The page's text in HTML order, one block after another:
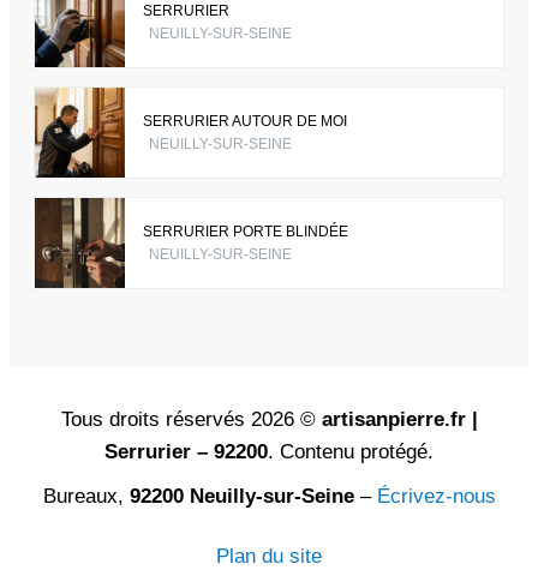
SERRURIER
NEUILLY-SUR-SEINE
SERRURIER AUTOUR DE MOI
NEUILLY-SUR-SEINE
SERRURIER PORTE BLINDÉE
NEUILLY-SUR-SEINE
Tous droits réservés 2026 © artisanpierre.fr |
Serrurier – 92200. Contenu protégé.
Bureaux, 92200 Neuilly-sur-Seine– Écrivez-nous
Plan du site